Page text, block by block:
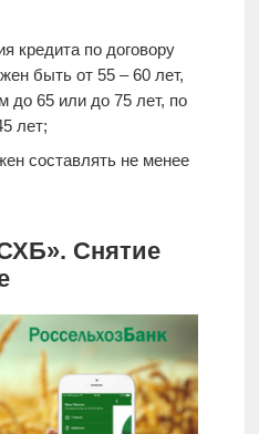
кредита по договору
быть от 55 – 60 лет,
до 65 или до 75 лет, по
лет;
составлять не менее
Снятие